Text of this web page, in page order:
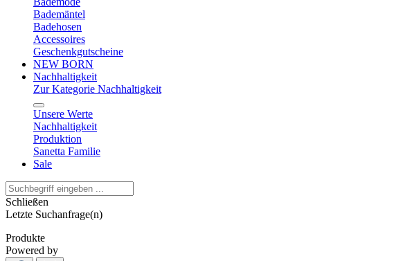
Bademäntel
Badehosen
Accessoires
Geschenkgutscheine
NEW BORN
Nachhaltigkeit
Zur Kategorie Nachhaltigkeit
Unsere Werte
Nachhaltigkeit
Produktion
Sanetta Familie
Sale
Schließen
Letzte Suchanfrage(n)
Produkte
Powered by